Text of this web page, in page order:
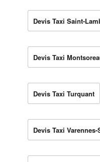
Devis Taxi Saint-
Devis Taxi
Devis Taxi Turquant
Devis Taxi